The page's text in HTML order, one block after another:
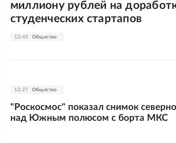
12:43 Общество
миллиону рублей на
студенческих стартапов
12:27 Общество
"Роскосмос" показал снимок
над Южным полюсом с борта МКС